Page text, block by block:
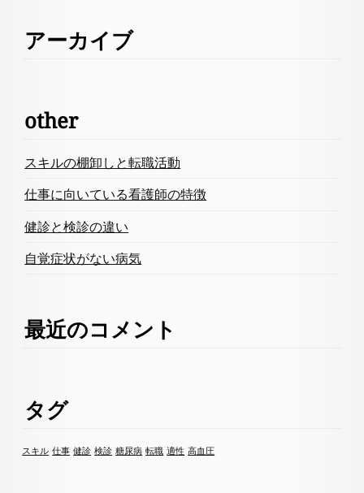
アーカイブ
other
スキルの棚卸しと転職活動
仕事に向いている看護師の特徴
健診と検診の違い
自覚症状がない病気
最近のコメント
タグ
スキル 仕事 健診 検診 糖尿病 転職 適性 高血圧